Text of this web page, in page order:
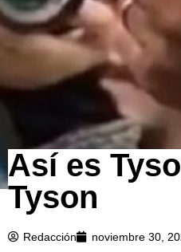
Así es
Tyson
Redacción noviembre 30,